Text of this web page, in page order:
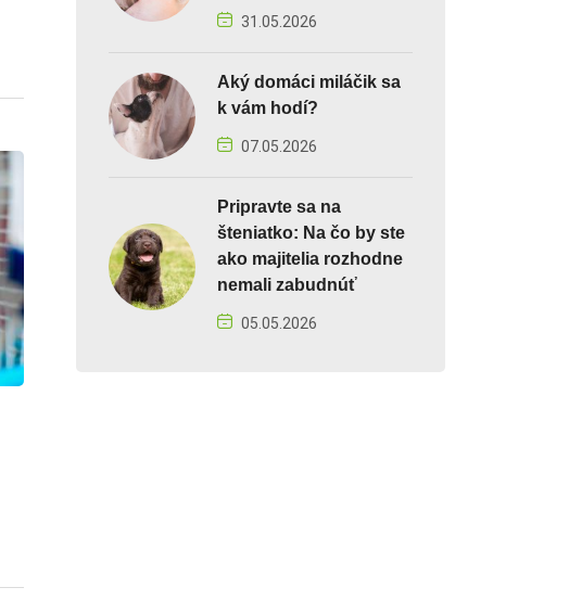
31.05.2026
Aký domáci miláčik sa
k vám hodí?
07.05.2026
Pripravte sa na
šteniatko: Na čo by ste
ako majitelia rozhodne
nemali zabudnúť
05.05.2026